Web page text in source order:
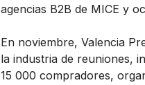
agencias B2B de MICE y
En noviembre, Valencia
la industria de reuniones,
15 000 compradores,